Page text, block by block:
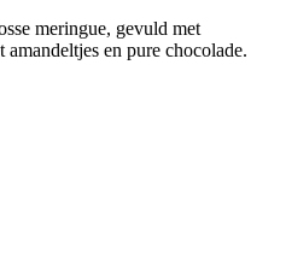
meringue, gevuld met
en pure chocolade.